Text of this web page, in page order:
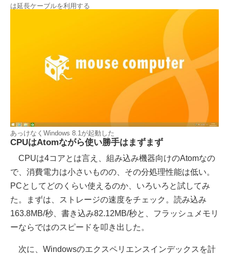
は延長ケーブルを利用する
あっけなくWindows 8.1が起動した
CPUはAtomながら使い勝手はまずまず
CPUは4コアとは言え、組み込み機器向けのAtomなの
で、消費電力は小さいものの、その分処理性能は低い。
PCとしてどのくらい使えるのか、いろいろと試してみ
た。まずは、ストレージの速度をチェック。読み込み
163.8MB/秒、書き込み82.12MB/秒と、フラッシュメモリ
ーならではのスピードを叩き出した。
次に、Windowsのエクスペリエンスインデックスを計